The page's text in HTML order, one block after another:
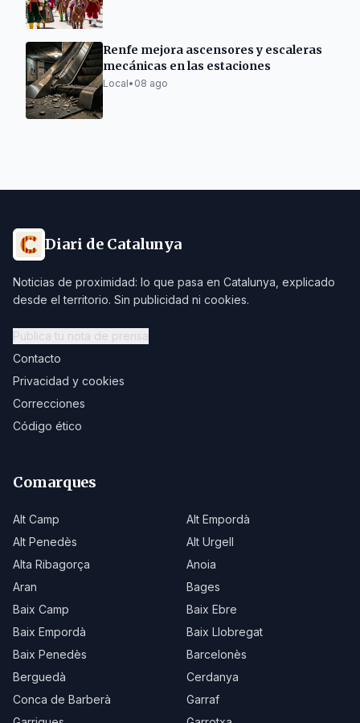
Renfe mejora ascensores y escaleras
mecánicas en las estaciones
Local• 08 ago
Diari de Catalunya
Noticias de proximidad: lo que pasa en Catalunya, explicado
desde el territorio. Sin publicidad ni cookies.
Publica tu nota de prensa
Contacto
Privacidad y cookies
Correcciones
Código ético
Comarques
Alt Camp
Alt Empordà
Alt Penedès
Alt Urgell
Alta Ribagorça
Anoia
Aran
Bages
Baix Camp
Baix Ebre
Baix Empordà
Baix Llobregat
Baix Penedès
Barcelonès
Berguedà
Cerdanya
Conca de Barberà
Garraf